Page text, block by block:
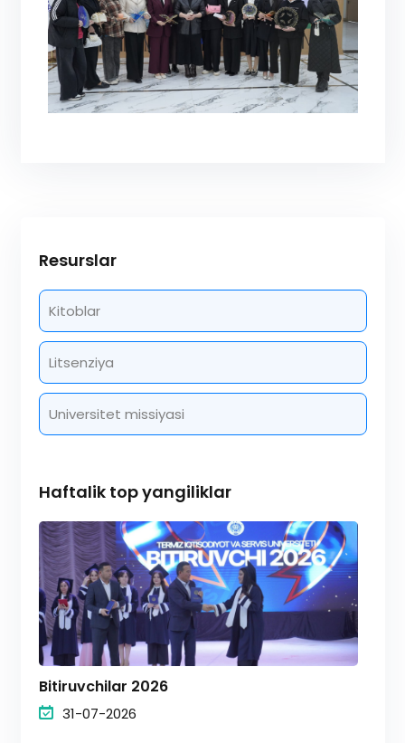
Resurslar
Kitoblar
Litsenziya
Universitet missiyasi
Haftalik top yangiliklar
Bitiruvchilar 2026
31-07-2026